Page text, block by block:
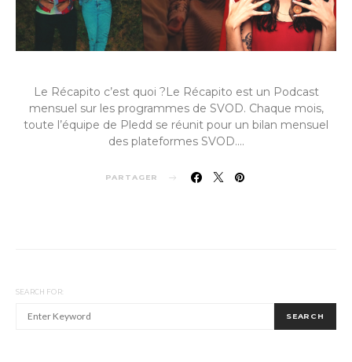
Le Récapito c’est quoi ?Le Récapito est un Podcast
mensuel sur les programmes de SVOD. Chaque mois,
toute l’équipe de Pledd se réunit pour un bilan mensuel
des plateformes SVOD.…
PARTAGER
SEARCH FOR:
SEARCH